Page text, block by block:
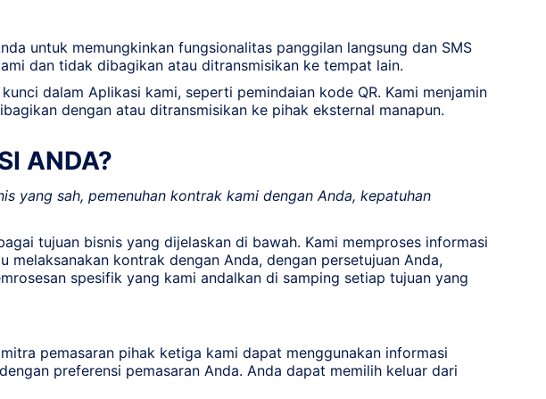
untuk memungkinkan fungsionalitas panggilan langsung dan SMS
dan tidak dibagikan atau ditransmisikan ke tempat lain.
dalam Aplikasi kami, seperti pemindaian kode QR. Kami menjamin
dengan atau ditransmisikan ke pihak eksternal manapun.
ANDA?
yang sah, pemenuhan kontrak kami dengan Anda, kepatuhan
tujuan bisnis yang dijelaskan di bawah. Kami memproses informasi
kontrak dengan Anda, dengan persetujuan Anda,
spesifik yang kami andalkan di samping setiap tujuan yang
pemasaran pihak ketiga kami dapat menggunakan informasi
preferensi pemasaran Anda. Anda dapat memilih keluar dari